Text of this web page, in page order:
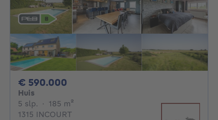
€ 590.000
Huis
5 slp. 5 slaapkamers
· 185 m²
1315 INCOURT